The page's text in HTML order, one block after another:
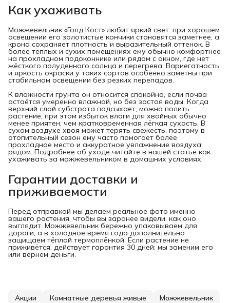
Как ухаживать
Можжевельник «Голд Кост» любит яркий свет: при хорошем
освещении его золотистые кончики становятся заметнее, а
крона сохраняет плотность и выразительный оттенок. В
более тёплых и сухих помещениях ему обычно комфортнее
на прохладном подоконнике или рядом с окном, где нет
жёсткого полуденного солнца и перегрева. Вариегатность
и яркость окраски у таких сортов особенно заметны при
стабильном освещении без резких перепадов.
К влажности грунта он относится спокойно, если почва
остаётся умеренно влажной, но без застоя воды. Когда
верхний слой субстрата подсыхает, можно полить
растение; при этом избыток влаги для хвойных обычно
менее приятен, чем кратковременная лёгкая сухость. В
сухом воздухе хвоя может терять свежесть, поэтому в
отопительный сезон ему часто помогает более
прохладное место и аккуратное увлажнение воздуха
рядом. Подробнее об уходе читайте в нашей статье как
ухаживать за можжевельником в домашних условиях.
Гарантии доставки и
приживаемости
Перед отправкой мы делаем реальное фото именно
вашего растения, чтобы вы заранее видели, как оно
выглядит. Можжевельник бережно упаковываем для
дороги, а в холодное время года дополнительно
защищаем тёплой термоплёнкой. Если растение не
приживётся, действует гарантия 30 дней: мы заменим его
или вернём деньги.
Акции Комнатные деревья живые Можжевельник